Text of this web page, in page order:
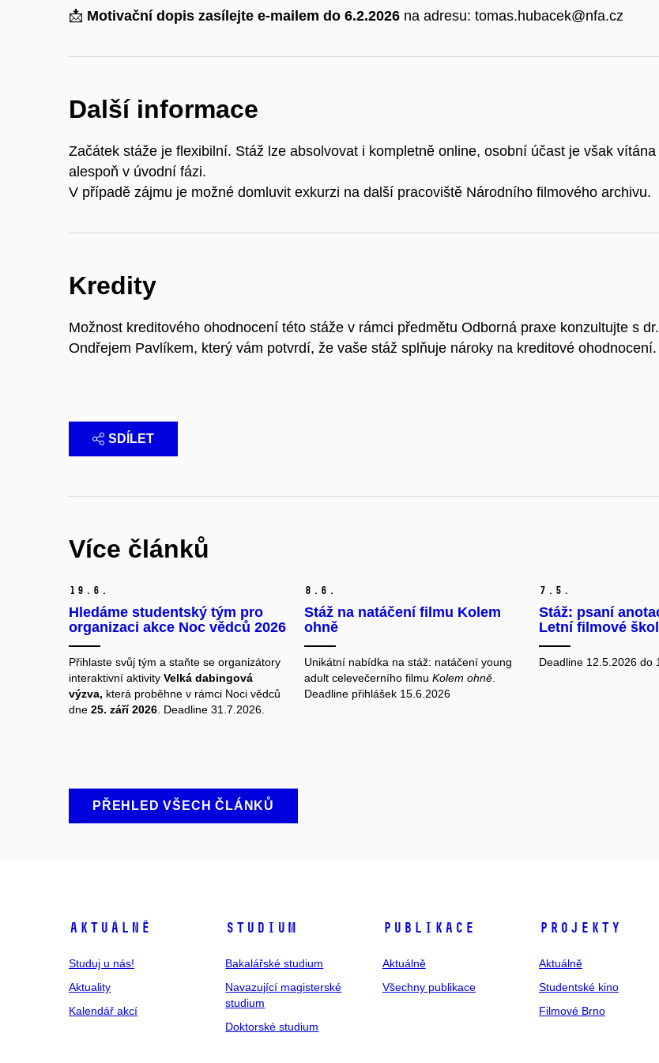
📩 Motivační dopis zasílejte e-mailem do 6.2.2026 na adresu: tomas.hubacek@nfa.cz
Další informace
Začátek stáže je flexibilní. Stáž lze absolvovat i kompletně online, osobní účast je však vítána
alespoň v úvodní fázi.
V případě zájmu je možné domluvit exkurzi na další pracoviště Národního filmového archivu.
Kredity
Možnost kreditového ohodnocení této stáže v rámci předmětu Odborná praxe konzultujte s dr.
Ondřejem Pavlíkem, který vám potvrdí, že vaše stáž splňuje nároky na kreditové ohodnocení.
SDÍLET
Více článků
19. 6.
Hledáme studentský tým pro
organizaci akce Noc vědců 2026
Přihlaste svůj tým a staňte se organizátory
interaktivní aktivity Velká dabingová
výzva, která proběhne v rámci Noci vědců
dne 25. září 2026 . Deadline 31.7.2026.
8. 6.
Stáž na natáčení filmu Kolem
ohně
Unikátní nabídka na stáž: natáčení young
adult celevečerního filmu Kolem ohně.
Deadline přihlášek 15.6.2026
7. 5.
Stáž: psaní
Letní filmové
Deadline 12.5.2026 do
PŘEHLED VŠECH ČLÁNKŮ
Aktuálně
Studuj u nás!
Aktuality
Kalendář akcí
Studium
Bakalářské studium
Navazující magisterské
studium
Doktorské studium
Publikace
Aktuálně
Všechny publikace
Projekty
Aktuálně
Studentské kino
Filmové Brno